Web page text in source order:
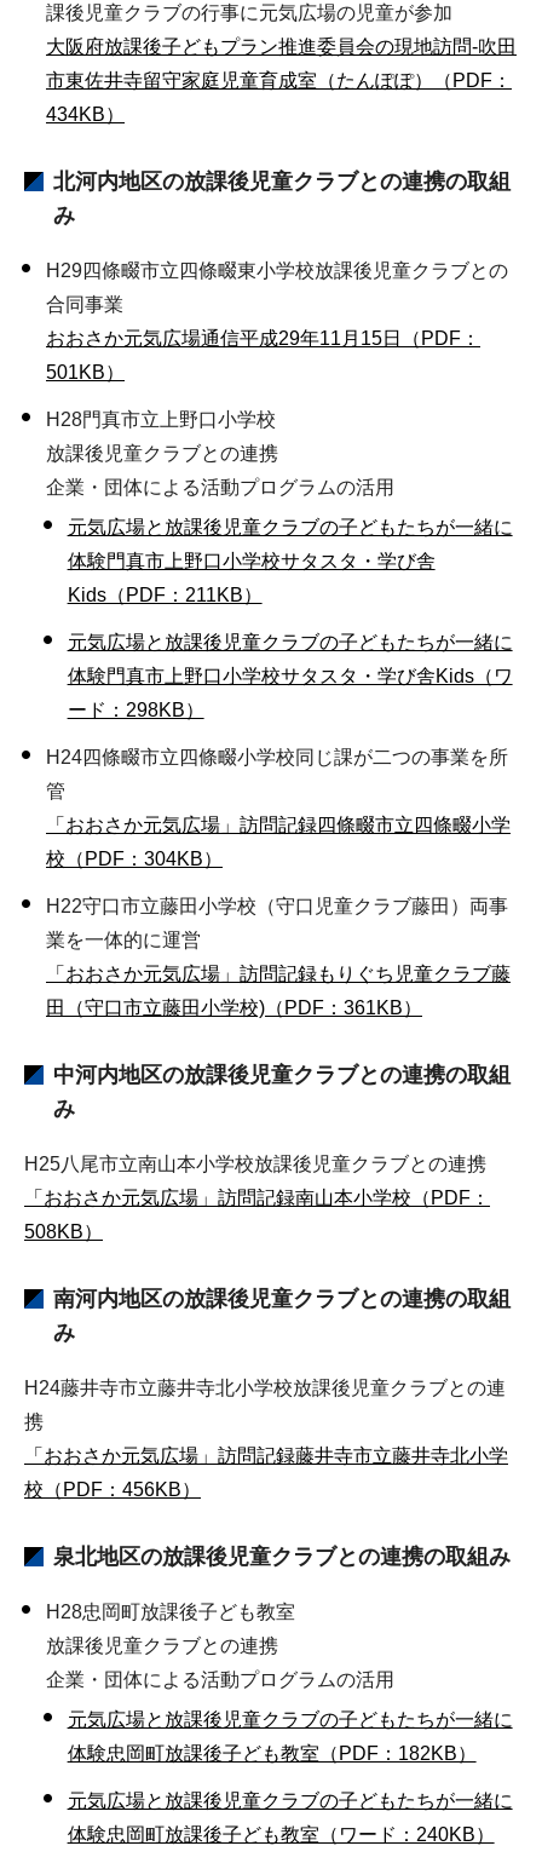
課後児童クラブの行事に元気広場の児童が参加
大阪府放課後子どもプラン推進委員会の現地訪問-吹田
市東佐井寺留守家庭児童育成室（たんぽぽ）（PDF：
434KB）
北河内地区の放課後児童クラブとの連携の取組
み
H29四條畷市立四條畷東小学校放課後児童クラブとの
合同事業
おおさか元気広場通信平成29年11月15日（PDF：
501KB）
H28門真市立上野口小学校
放課後児童クラブとの連携
企業・団体による活動プログラムの活用
元気広場と放課後児童クラブの子どもたちが一緒に
体験門真市上野口小学校サタスタ・学び舎
Kids（PDF：211KB）
元気広場と放課後児童クラブの子どもたちが一緒に
体験門真市上野口小学校サタスタ・学び舎Kids（ワ
ード：298KB）
H24四條畷市立四條畷小学校同じ課が二つの事業を所
管
「おおさか元気広場」訪問記録四條畷市立四條畷小学
校（PDF：304KB）
H22守口市立藤田小学校（守口児童クラブ藤田）両事
業を一体的に運営
「おおさか元気広場」訪問記録もりぐち児童クラブ藤
田（守口市立藤田小学校)（PDF：361KB）
中河内地区の放課後児童クラブとの連携の取組
み
H25八尾市立南山本小学校放課後児童クラブとの連携
「おおさか元気広場」訪問記録南山本小学校（PDF：
508KB）
南河内地区の放課後児童クラブとの連携の取組
み
H24藤井寺市立藤井寺北小学校放課後児童クラブとの連
携
「おおさか元気広場」訪問記録藤井寺市立藤井寺北小学
校（PDF：456KB）
泉北地区の放課後児童クラブとの連携の取組み
H28忠岡町放課後子ども教室
放課後児童クラブとの連携
企業・団体による活動プログラムの活用
元気広場と放課後児童クラブの子どもたちが一緒に
体験忠岡町放課後子ども教室（PDF：182KB）
元気広場と放課後児童クラブの子どもたちが一緒に
体験忠岡町放課後子ども教室（ワード：240KB）